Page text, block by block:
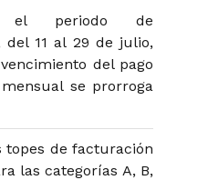
el periodo de
del 11 al 29 de julio,
del pago
se prorroga
topes de facturación
las categorías A, B,